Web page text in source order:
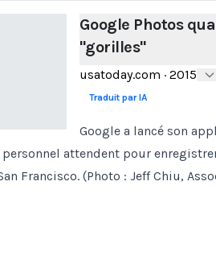
Google Photos
"gorilles"
usatoday.com · 2015
Traduit par IA
Google a lancé son
attendent pour
Francisco. (Photo : Jeff Chiu,